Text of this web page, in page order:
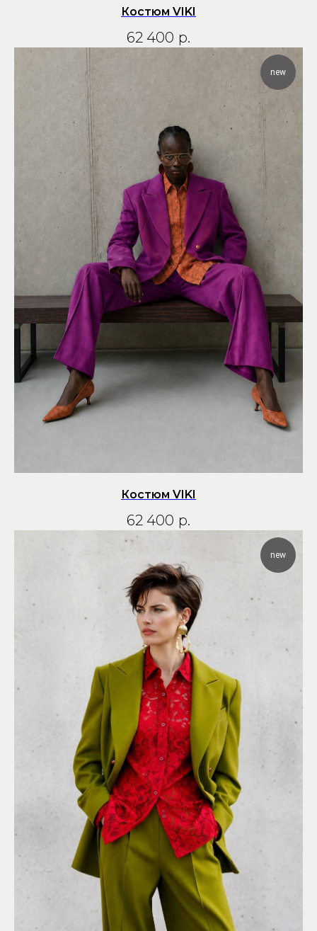
Костюм VIKI
62 400 р.
new
Костюм VIKI
62 400 р.
new